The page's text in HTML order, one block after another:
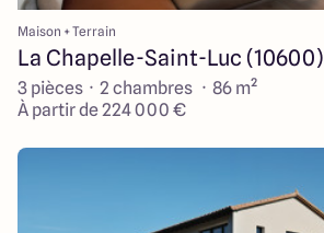
Maison + Terrain
La Chapelle-Saint-Luc (10600)
3 pièces · 2 chambres · 86 m²
À partir de 224 000 €